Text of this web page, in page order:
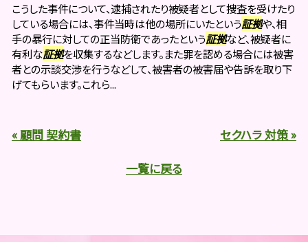
こうした事件について、逮捕されたり被疑者として捜査を受けたり
している場合には、事件当時は他の場所にいたという証拠や、相
手の暴行に対しての正当防衛であったという証拠など、被疑者に
有利な証拠を収集するなどします。また罪を認める場合には被害
者との示談交渉を行うなどして、被害者の被害届や告訴を取り下
げてもらいます。これら...
« 顧問 契約書
セクハラ 対策 »
一覧に戻る